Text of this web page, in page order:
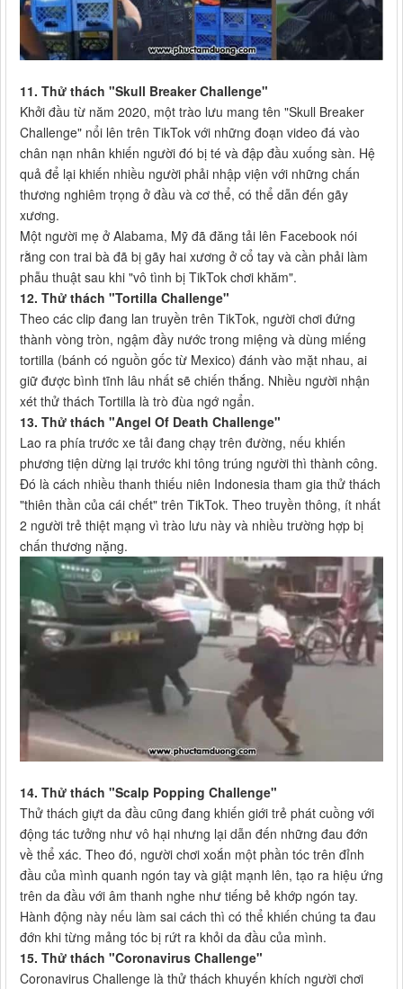
11. Thử thách "Skull Breaker Challenge"
Khởi đầu từ năm 2020, một trào lưu mang tên "Skull Breaker
Challenge" nổi lên trên TikTok với những đoạn video đá vào
chân nạn nhân khiến người đó bị té và đập đầu xuống sàn. Hệ
quả để lại khiến nhiều người phải nhập viện với những chấn
thương nghiêm trọng ở đầu và cơ thể, có thể dẫn đến gãy
xương.
Một người mẹ ở Alabama, Mỹ đã đăng tải lên Facebook nói
rằng con trai bà đã bị gãy hai xương ở cổ tay và cần phải làm
phẫu thuật sau khi "vô tình bị TikTok chơi khăm".
12. Thử thách "Tortilla Challenge"
Theo các clip đang lan truyền trên TikTok, người chơi đứng
thành vòng tròn, ngậm đầy nước trong miệng và dùng miếng
tortilla (bánh có nguồn gốc từ Mexico) đánh vào mặt nhau, ai
giữ được bình tĩnh lâu nhất sẽ chiến thắng. Nhiều người nhận
xét thử thách Tortilla là trò đùa ngớ ngẩn.
13. Thử thách "Angel Of Death Challenge"
Lao ra phía trước xe tải đang chạy trên đường, nếu khiến
phương tiện dừng lại trước khi tông trúng người thì thành công.
Đó là cách nhiều thanh thiếu niên Indonesia tham gia thử thách
"thiên thần của cái chết" trên TikTok. Theo truyền thông, ít nhất
2 người trẻ thiệt mạng vì trào lưu này và nhiều trường hợp bị
chấn thương nặng.
14. Thử thách "Scalp Popping Challenge"
Thử thách giựt da đầu cũng đang khiến giới trẻ phát cuồng với
động tác tưởng như vô hại nhưng lại dẫn đến những đau đớn
về thể xác. Theo đó, người chơi xoắn một phần tóc trên đỉnh
đầu của mình quanh ngón tay và giật mạnh lên, tạo ra hiệu ứng
trên da đầu với âm thanh nghe như tiếng bẻ khớp ngón tay.
Hành động này nếu làm sai cách thì có thể khiến chúng ta đau
đớn khi từng mảng tóc bị rứt ra khỏi da đầu của mình.
15. Thử thách "Coronavirus Challenge"
Coronavirus Challenge là thử thách khuyến khích người chơi